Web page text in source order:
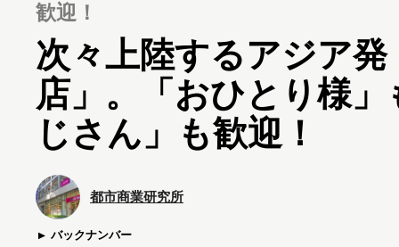
歓迎！
次々上陸するアジア
店」。「おひとり様
じさん」も歓迎！
都市商業研究所
バックナンバー